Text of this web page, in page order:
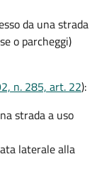
da una strada
o parcheggi)
n. 285, art. 22):
strada a uso
laterale alla